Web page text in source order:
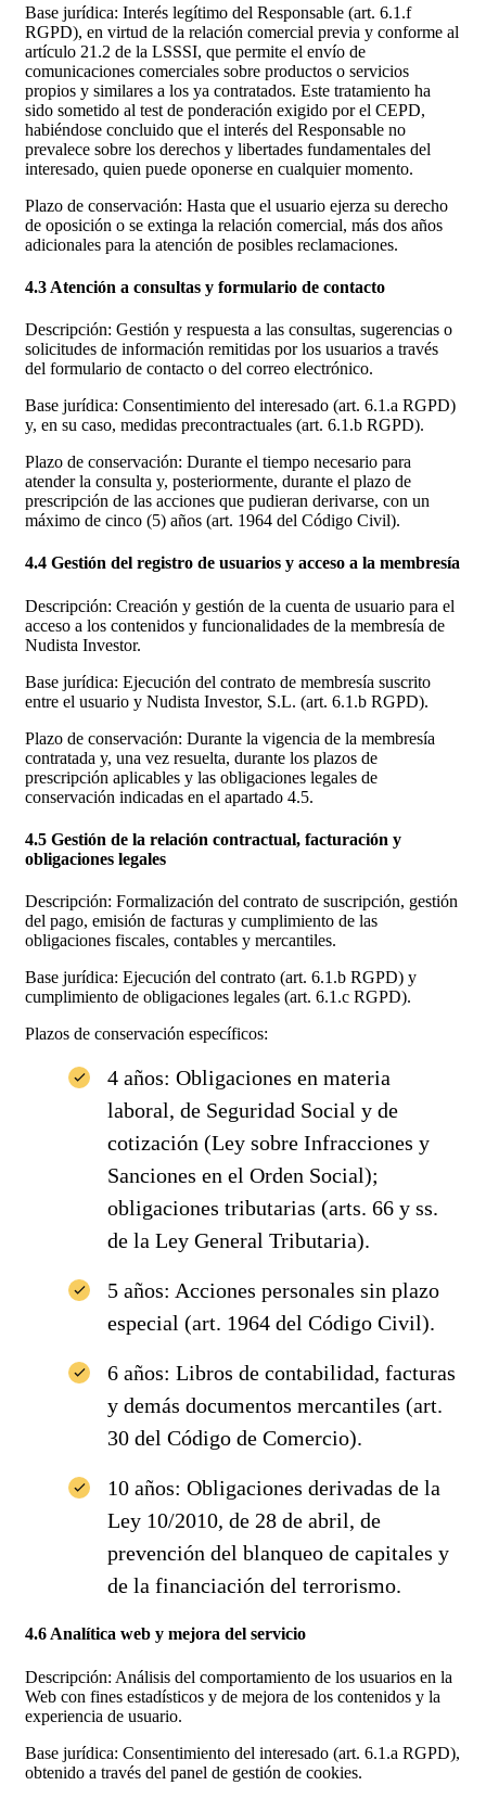
Base jurídica: Interés legítimo del Responsable (art. 6.1.f
RGPD), en virtud de la relación comercial previa y conforme al
artículo 21.2 de la LSSSI, que permite el envío de
comunicaciones comerciales sobre productos o servicios
propios y similares a los ya contratados. Este tratamiento ha
sido sometido al test de ponderación exigido por el CEPD,
habiéndose concluido que el interés del Responsable no
prevalece sobre los derechos y libertades fundamentales del
interesado, quien puede oponerse en cualquier momento.
Plazo de conservación: Hasta que el usuario ejerza su derecho
de oposición o se extinga la relación comercial, más dos años
adicionales para la atención de posibles reclamaciones.
4.3 Atención a consultas y formulario de contacto
Descripción: Gestión y respuesta a las consultas, sugerencias o
solicitudes de información remitidas por los usuarios a través
del formulario de contacto o del correo electrónico.
Base jurídica: Consentimiento del interesado (art. 6.1.a RGPD)
y, en su caso, medidas precontractuales (art. 6.1.b RGPD).
Plazo de conservación: Durante el tiempo necesario para
atender la consulta y, posteriormente, durante el plazo de
prescripción de las acciones que pudieran derivarse, con un
máximo de cinco (5) años (art. 1964 del Código Civil).
4.4 Gestión del registro de usuarios y acceso a la membresía
Descripción: Creación y gestión de la cuenta de usuario para el
acceso a los contenidos y funcionalidades de la membresía de
Nudista Investor.
Base jurídica: Ejecución del contrato de membresía suscrito
entre el usuario y Nudista Investor, S.L. (art. 6.1.b RGPD).
Plazo de conservación: Durante la vigencia de la membresía
contratada y, una vez resuelta, durante los plazos de
prescripción aplicables y las obligaciones legales de
conservación indicadas en el apartado 4.5.
4.5 Gestión de la relación contractual, facturación y
obligaciones legales
Descripción: Formalización del contrato de suscripción, gestión
del pago, emisión de facturas y cumplimiento de las
obligaciones fiscales, contables y mercantiles.
Base jurídica: Ejecución del contrato (art. 6.1.b RGPD) y
cumplimiento de obligaciones legales (art. 6.1.c RGPD).
Plazos de conservación específicos:
4 años: Obligaciones en materia
laboral, de Seguridad Social y de
cotización (Ley sobre Infracciones y
Sanciones en el Orden Social);
obligaciones tributarias (arts. 66 y ss.
de la Ley General Tributaria).
5 años: Acciones personales sin plazo
especial (art. 1964 del Código Civil).
6 años: Libros de contabilidad, facturas
y demás documentos mercantiles (art.
30 del Código de Comercio).
10 años: Obligaciones derivadas de la
Ley 10/2010, de 28 de abril, de
prevención del blanqueo de capitales y
de la financiación del terrorismo.
4.6 Analítica web y mejora del servicio
Descripción: Análisis del comportamiento de los usuarios en la
Web con fines estadísticos y de mejora de los contenidos y la
experiencia de usuario.
Base jurídica: Consentimiento del interesado (art. 6.1.a RGPD),
obtenido a través del panel de gestión de cookies.